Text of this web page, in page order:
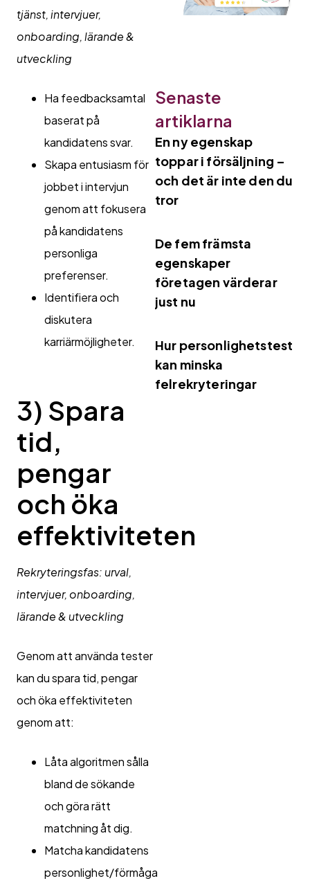
tjänst,intervjuer,
onboarding, lärande &
utveckling
Ha feedbacksamtal
baserat på
kandidatens svar.
Skapa entusiasm för
jobbet i intervjun
genom att fokusera
på kandidatens
personliga
preferenser.
Identifiera och
diskutera
karriärmöjligheter.
3) Spara
tid,
pengar
och öka
effektiviteten
Rekryteringsfas: urval,
intervjuer, onboarding,
lärande & utveckling
Genom att använda tester
kan du spara tid, pengar
och öka effektiviteten
genom att:
Låta algoritmen sålla
bland de sökande
och göra rätt
matchning åt dig.
Matcha kandidatens
personlighet/förmåga
Senaste
artiklarna
En ny egenskap
toppar i försäljning –
och det är inte den du
tror
De fem främsta
egenskaper
företagen värderar
just nu
Hur personlighetstest
kan minska
felrekryteringar